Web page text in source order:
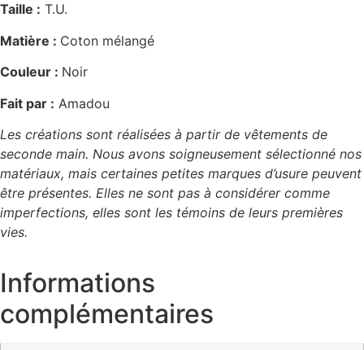
Taille : T.U.
Matière : Coton mélangé
Couleur : Noir
Fait par : Amadou
Les créations sont réalisées à partir de vêtements de
seconde main. Nous avons soigneusement sélectionné nos
matériaux, mais certaines petites marques d’usure peuvent
être présentes. Elles ne sont pas à considérer comme
imperfections, elles sont les témoins de leurs premières
vies.
Informations
complémentaires